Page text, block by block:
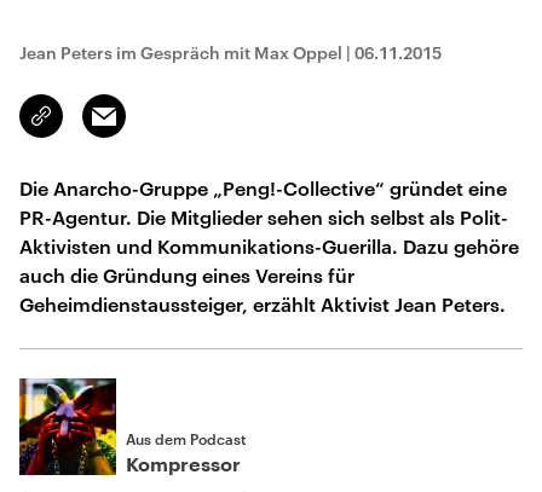
Jean Peters im Gespräch mit Max Oppel | 06.11.2015
Link
kopieren/teilen
Email
Die Anarcho-Gruppe „Peng!-Collective“ gründet eine
PR-Agentur. Die Mitglieder sehen sich selbst als Polit-
Aktivisten und Kommunikations-Guerilla. Dazu gehöre
auch die Gründung eines Vereins für
Geheimdienstaussteiger, erzählt Aktivist Jean Peters.
Aus dem Podcast
Kompressor